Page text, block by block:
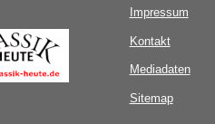
Impressum
Kontakt
Mediadaten
Sitemap